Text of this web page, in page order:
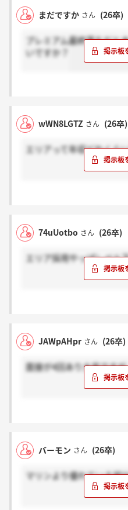
まだですか さん (26卒)
プレミアム最終落ちだと
いですか？
wWN8LGTZ さん (26卒)
エリアって年収どれくら
74uUotbo さん (26卒)
エリア採用やっぱレベル
JAWpAHpr さん (26卒)
面接が4回あり大変ですが
バーモン さん (26卒)
マリンより優れている部